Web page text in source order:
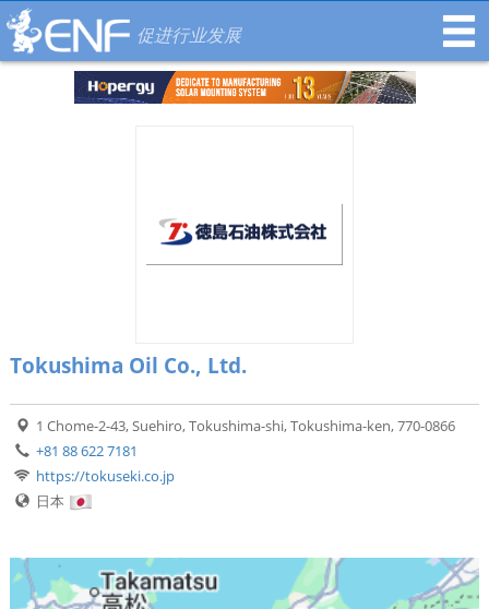
促进行业发展
Tokushima Oil Co., Ltd.
1 Chome-2-43, Suehiro, Tokushima-shi, Tokushima-ken, 770-0866
+81 88 622 7181
https://tokuseki.co.jp
日本